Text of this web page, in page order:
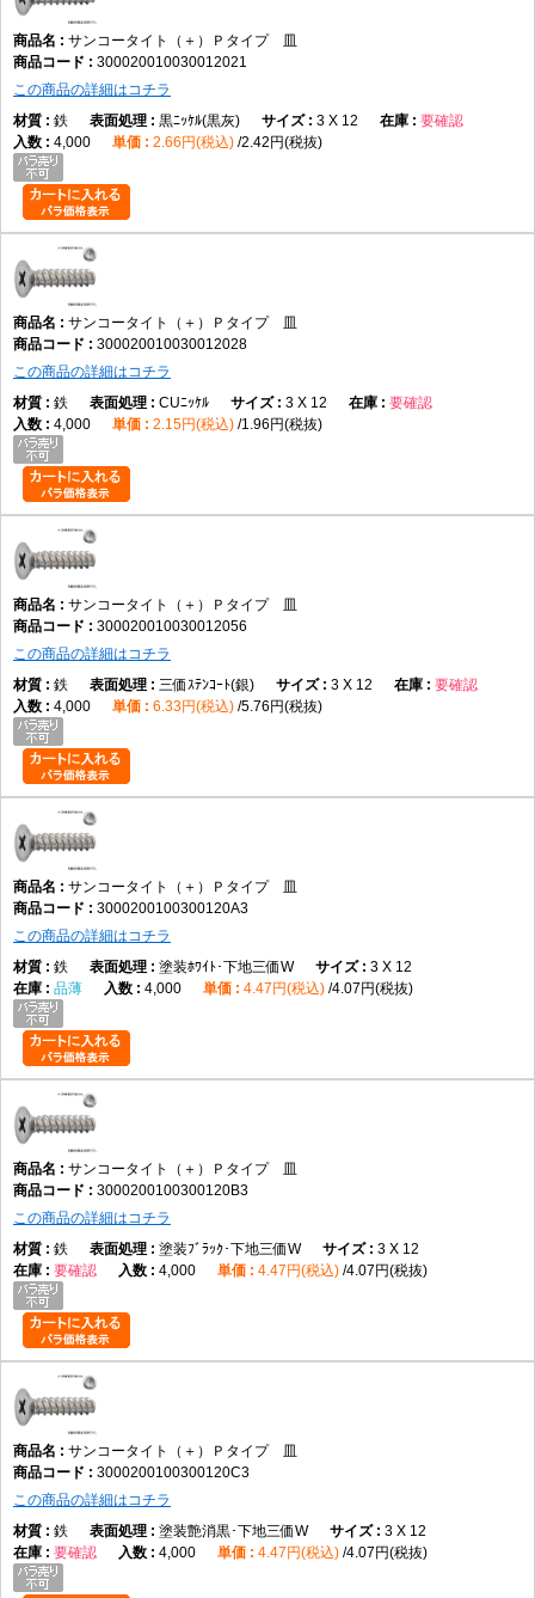
サンコータイト（＋）Ｐタイプ 皿
300020010030012021
この商品の詳細はコチラ
鉄
黒ﾆｯｹﾙ(黒灰) 3 X 12
要確認
4,000
2.66円(税込) 2.42円(税抜)
サンコータイト（＋）Ｐタイプ 皿
300020010030012028
この商品の詳細はコチラ
鉄
CUﾆｯｹﾙ 3 X 12
要確認
4,000
2.15円(税込) 1.96円(税抜)
サンコータイト（＋）Ｐタイプ 皿
300020010030012056
この商品の詳細はコチラ
鉄
三価ｽﾃﾝｺｰﾄ(銀) 3 X 12
要確認
4,000
6.33円(税込) 5.76円(税抜)
サンコータイト（＋）Ｐタイプ 皿
3000200100300120A3
この商品の詳細はコチラ
鉄
塗装ﾎﾜｲﾄ･下地三価W
3 X 12
品薄
4,000 4.47円(税込) 4.07円(税抜)
サンコータイト（＋）Ｐタイプ 皿
3000200100300120B3
この商品の詳細はコチラ
鉄
塗装ﾌﾞﾗｯｸ･下地三価W
3 X 12
要確認
4,000 4.47円(税込) 4.07円(税抜)
サンコータイト（＋）Ｐタイプ 皿
3000200100300120C3
この商品の詳細はコチラ
鉄
塗装艶消黒･下地三価W
3 X 12
要確認
4,000 4.47円(税込) 4.07円(税抜)